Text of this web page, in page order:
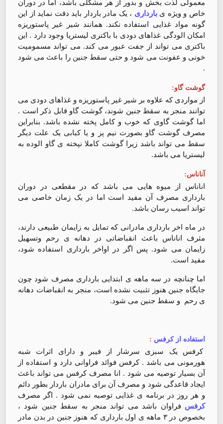
معمولی لذت بخش و بدور از هر مشکلی باشد، اما در دوران
خاص و ویژه یبارداری ، یک مادر باردار باید دقت نماید از این
گونه مواد غذایی استفاده نکند. همانند شیر غیر پاستوریزه
امکان الودگی غذاهای دودی با باکتری لیستریا وجود دارد . این
باکتری می تواند از جفت عبور می کند. می تواند مسمومیت
خونی و عفونت می شود و حتی سقط جنین را باعث می شود
.
گوشت گاو:
از مواردی که علاوه بر شیر غیر پاستوریزه و غذاهای دودی می
توانند منجر به سقط جنین شوند، گوشت گاو قابل ذکر است .
اما گوشت گاوی که خوب و کامل پخته نشده باشد. بنابراین
مصرف گوشت گاو بصورت نیم پز و یا کبابی یک علت دیگر
سقط می تواند باشد زیرا گوشت کاملا نپخته ی گاو الوده به
لیستریا می باشد.
آناناس:
اناناس از میوه هایی می باشد که در مقطعی در دوران
بارداری مصرف آن مفید است اما در یک زمان خاصی می
تواند اسیب رسان باشد.
در ماه اخر بارداری مادرانی که تمایل به زایمان طبیعی دارند،
مثرف اناناس باعث انقباضاتی در دهانه ی رحم وتسهیل
زایمان می شود. پس اگر در اواخر بارداری استفاده شود،
مفید است.
اما چنانچه در سه ماهه ی ابتدایی بارداری مصرف شود چون
جایگاه جنین هنوز تثبیت نشده است، منجر به انقباضات دهانه
ی رحم و سقط جنین می شود.
استفاده از کرفس :
کرفس یک سبزی سرشار از فیبر و دارای اثرات شبه
هورمونی می باشد . کرفس فوائد فراوانی دارد و استفاده از
آن بسیار توصیه می شود . انا مصرف کرفس می تواند باعث
ایجاد قاعدگی شود و مصرف آن برای مادران باردار بطور دائم
و هر روز در برنامه ی غذایی توصیه نمی شود ‌. اگر مصرف
کرفس فراوان باشد می تواند منجر به سقط جنین شود ،
بخصوص در ۳ ماهه ی اول بارداری که هنوز جنین در بدن مادر